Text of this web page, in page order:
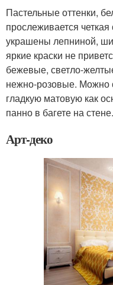
Пастельные оттенки,
прослеживается
украшены лепниной,
яркие краски не
бежевые, светло-
нежно-розовые. Можно
гладкую матовую как
панно в багете на стене.
Арт-деко